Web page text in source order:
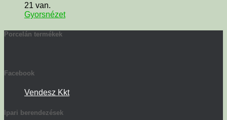
21 van.
Gyorsnézet
Porcelán termékek
Facebook
Vendesz Kkt
Ipari berendezések